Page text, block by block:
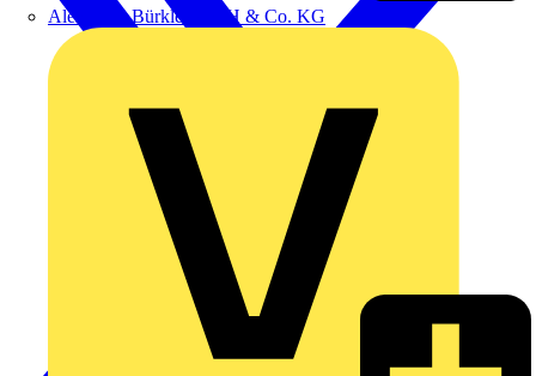
Alexander Bürkle GmbH & Co. KG